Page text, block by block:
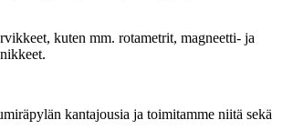
kuten mm. rotametrit, magneetti- ja
kantajousia ja toimitamme niitä sekä